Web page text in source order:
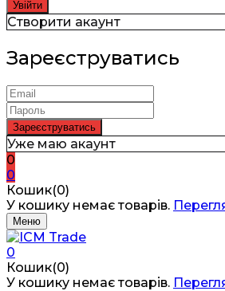
Створити акаунт
Зареєструватись
Уже маю акаунт
0
0
Кошик(0)
У кошику немає товарів.
Меню
0
Кошик(0)
У кошику немає товарів.